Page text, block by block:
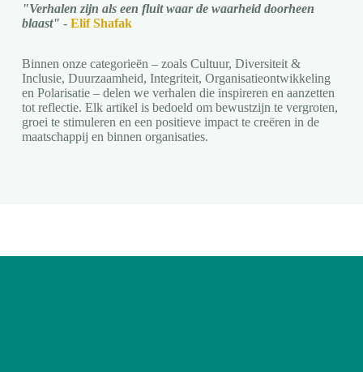
"Verhalen zijn als een fluit waar de waarheid doorheen
blaast" - Elif Shafak
Binnen onze categorieën – zoals Cultuur, Diversiteit &
Inclusie, Duurzaamheid, Integriteit, Organisatieontwikkeling
en Polarisatie – delen we verhalen die inspireren en aanzetten
tot reflectie. Elk artikel is bedoeld om bewustzijn te vergroten,
groei te stimuleren en een positieve impact te creëren in de
maatschappij en binnen organisaties.